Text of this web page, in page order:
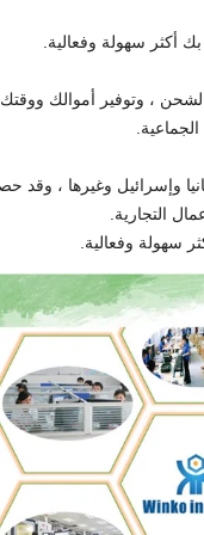
أكثر سهولة وفعالية.
، وتوفير أموالك
وإسرائيل وغيرها ، وقد
التجارية.
سهولة وفعالية.